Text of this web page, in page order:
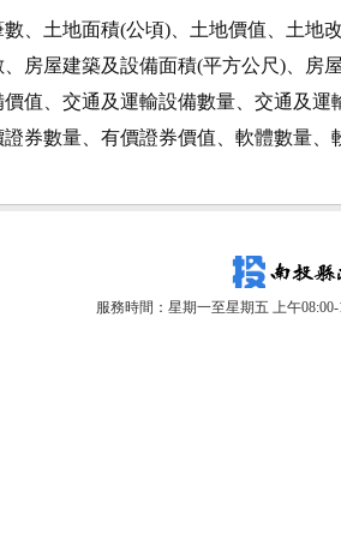
數、土地面積(公頃)、土地價值、土地
房屋建築及設備面積(平方公尺)、房
值、交通及運輸設備數量、交通及
券數量、有價證券價值、軟體數量、
服務時間：星期一至星期五 上午